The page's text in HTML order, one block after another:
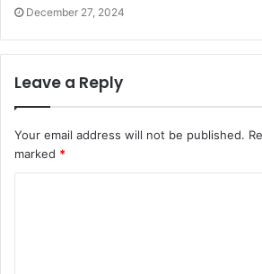
December 27, 2024
Leave a Reply
Your email address will not be published.
marked *